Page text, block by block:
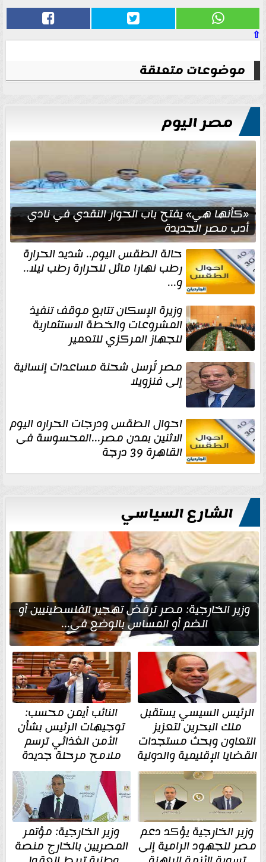
⇧
موضوعات متعلقة
مصر اليوم
«كأنها هي» يفتح باب الحوار النقدي في نادي
أدب مصر الجديدة
حالة الطقس اليوم.. شديد الحرارة
رطب نهارا مائل للحرارة رطب ليلا..
و...
وزيرة الإسكان تتابع موقف تنفيذ
المشروعات والخطة الاستثمارية
للجهاز المركزي للتعمير
مصر تُرسل شحنة مساعدات إنسانية
إلى فنزويلا
احوال الطقس ودرجات الحراره اليوم
الاثنين بمدن مصر...المحسوسة فى
القاهرة 39 درجة
الشارع السياسي
وزير الخارجية: مصر ترفض تهجير الفلسطينيين أو
الضم أو المساس بالوضع في...
الرئيس السيسي يستقبل
ملك البحرين لتعزيز
التعاون وبحث مستجدات
القضايا الإقليمية والدولية
النائب أيمن محسب:
توجيهات الرئيس بشأن
الأمن الغذائي ترسم
ملامح مرحلة جديدة
وزير الخارجية يؤكد دعم
مصر للجهود الرامية إلى
وزير الخارجية: مؤتمر
المصريين بالخارج منصة